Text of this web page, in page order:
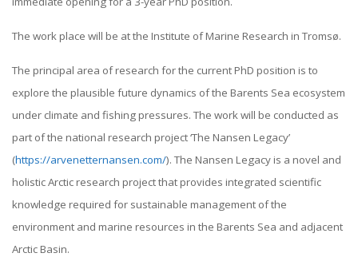
The work place will be at the Institute of Marine Research in Tromsø.
The principal area of research for the current PhD position is to
explore the plausible future dynamics of the Barents Sea ecosystem
under climate and fishing pressures. The work will be conducted as
part of the national research project ‘The Nansen Legacy’
(https://arvenetternansen.com/). The Nansen Legacy is a novel and
holistic Arctic research project that provides integrated scien­tific
knowledge required for sustainable management of the
environment and marine resources in the Barents Sea and adjacent
Arctic Basin.